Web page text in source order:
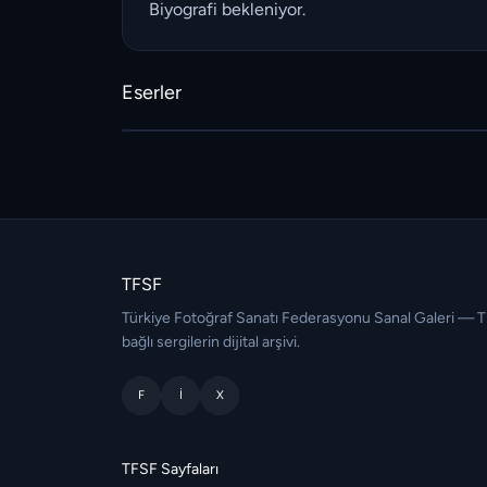
Biyografi bekleniyor.
Eserler
TFSF
Türkiye Fotoğraf Sanatı Federasyonu Sanal Galeri —
bağlı sergilerin dijital arşivi.
F I X
TFSF Sayfaları